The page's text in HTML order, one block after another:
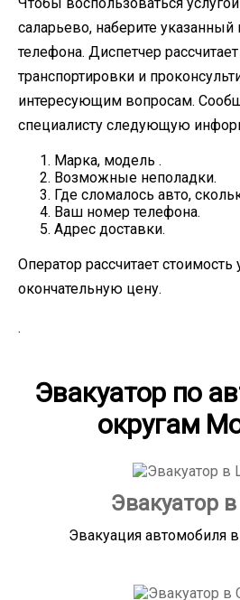
саларьево, наберите указанный
телефона. Диспетчер
транспортировки и
интересующим вопросам.
специалисту следующую
Марка, модель .
Возможные неполадки.
Где сломалось авто,
Ваш номер телефона.
Адрес доставки.
Оператор рассчитает стоимость
окончательную цену.
.
Эвакуатор по
округам
Эвакуатор
Эвакуация автомобиля